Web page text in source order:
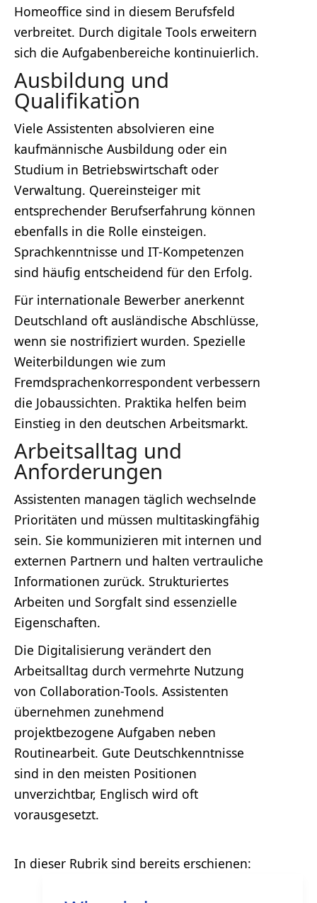
Homeoffice sind in diesem Berufsfeld
verbreitet. Durch digitale Tools erweitern
sich die Aufgabenbereiche kontinuierlich.
Ausbildung und
Qualifikation
Viele Assistenten absolvieren eine
kaufmännische Ausbildung oder ein
Studium in Betriebswirtschaft oder
Verwaltung. Quereinsteiger mit
entsprechender Berufserfahrung können
ebenfalls in die Rolle einsteigen.
Sprachkenntnisse und IT-Kompetenzen
sind häufig entscheidend für den Erfolg.
Für internationale Bewerber anerkennt
Deutschland oft ausländische Abschlüsse,
wenn sie nostrifiziert wurden. Spezielle
Weiterbildungen wie zum
Fremdsprachenkorrespondent verbessern
die Jobaussichten. Praktika helfen beim
Einstieg in den deutschen Arbeitsmarkt.
Arbeitsalltag und
Anforderungen
Assistenten managen täglich wechselnde
Prioritäten und müssen multitaskingfähig
sein. Sie kommunizieren mit internen und
externen Partnern und halten vertrauliche
Informationen zurück. Strukturiertes
Arbeiten und Sorgfalt sind essenzielle
Eigenschaften.
Die Digitalisierung verändert den
Arbeitsalltag durch vermehrte Nutzung
von Collaboration-Tools. Assistenten
übernehmen zunehmend
projektbezogene Aufgaben neben
Routinearbeit. Gute Deutschkenntnisse
sind in den meisten Positionen
unverzichtbar, Englisch wird oft
vorausgesetzt.